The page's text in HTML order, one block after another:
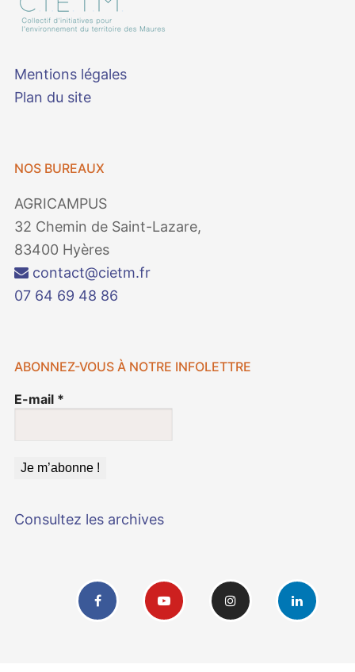
Mentions légales
Plan du site
NOS BUREAUX
AGRICAMPUS
32 Chemin de Saint-Lazare,
83400 Hyères
contact@cietm.fr
07 64 69 48 86
ABONNEZ-VOUS À NOTRE INFOLETTRE
E-mail *
Consultez les archives